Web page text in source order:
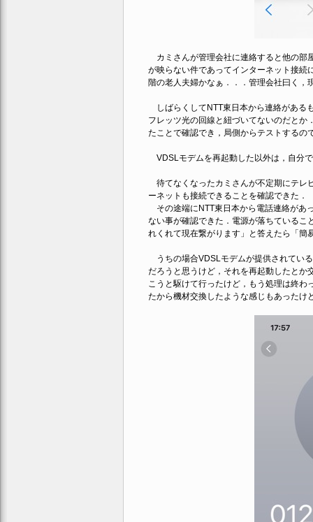
カミさんが管理会社に連絡すると他の部
が映らない件であってインターネット接
階の老人夫婦かなぁ．．．管理会社曰く，
しばらくしてNTT東日本から連絡がある
フレッツ光の回線と紐づいてないのだと
たことで確認でき，局側からテストするの
VDSLモデムを再起動した以外は，自分
待てなくなったカミさんが不定期にテレ
ーネットも接続できることを確認できた．
その途端にNTT東日本から電話連絡があ
ない事が確認できた．電源が落ちているこ
れくれて現在繋がります」と答えたら「簡
うちの場合VDSLモデムが提供されてい
だろうと思うけど，それを再起動したとか
こうと駆けて行ったけど，もう処理は終
たから機材交換したような感じもあったけ